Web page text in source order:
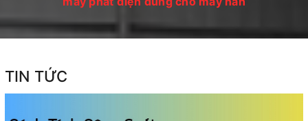
TIN TỨC